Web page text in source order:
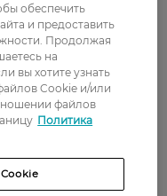
не только
от загрязнений,
освежающий
и жизненную
зеленым чаем,
экстрактами
жирных
обеспечить
и предоставить
Продолжая
на
вы хотите узнать
Cookie и/или
файлов
Политика